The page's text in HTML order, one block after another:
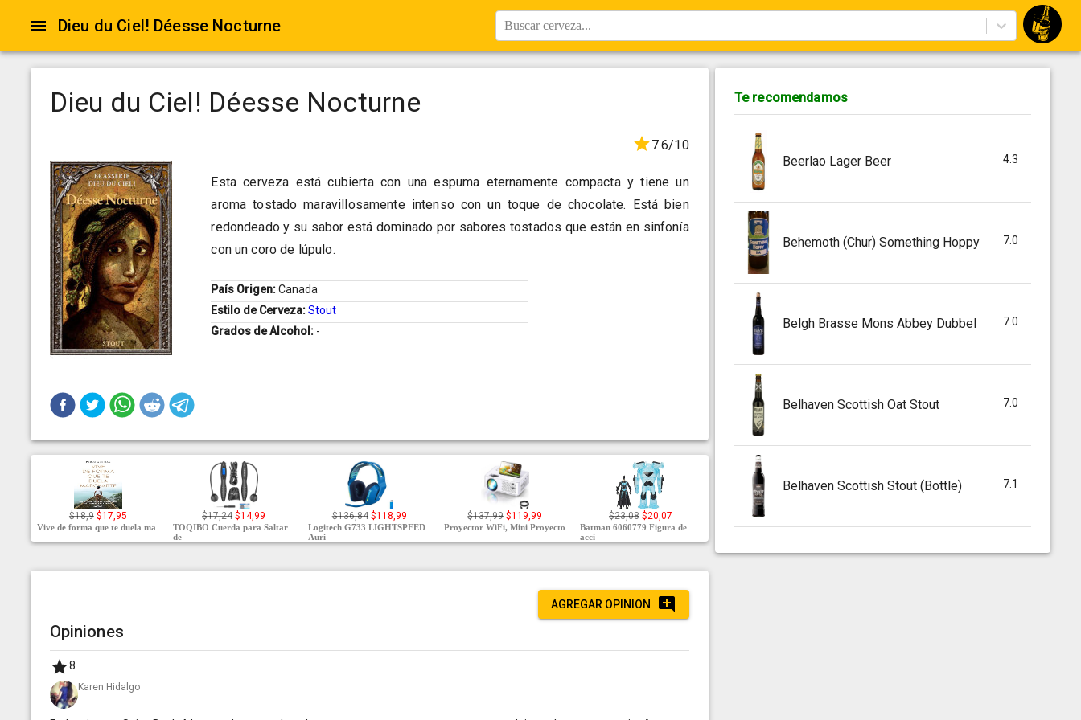
Dieu du Ciel! Déesse Nocturne Buscar cerveza...
Dieu du Ciel! Déesse Nocturne
7.6/10
Esta cerveza está cubierta con una espuma eternamente compacta y tiene un
aroma tostado maravillosamente intenso con un toque de chocolate. Está bien
redondeado y su sabor está dominado por sabores tostados que están en sinfonía
con un coro de lúpulo.
País Origen:Canada
Estilo de Cerveza:Stout
Grados de Alcohol: -
$18,9 $17,95
Vive de forma que te duela ma
$17,24 $14,99
TOQIBO Cuerda para Saltar
de
$136,84 $118,99
Logitech G733 LIGHTSPEED
Auri
$137,99 $119,99
Proyector WiFi, Mini Proyecto
$23,08 $20,07
Batman 6060779 Figura de
acci
AGREGAR OPINION
Opiniones
8
Karen Hidalgo
Te recomendamos
Beerlao Lager Beer 4.3
Behemoth (Chur) Something Hoppy 7.0
Belgh Brasse Mons Abbey Dubbel 7.0
Belhaven Scottish Oat Stout 7.0
Belhaven Scottish Stout (Bottle) 7.1